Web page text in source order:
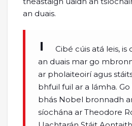
an duais.
Cibé cúis atá leis,
an duais mar go
ar pholaiteoirí agus
bhfuil fuil ar a lámha.
bhás Nobel bronnadh
síochána ar Theodore